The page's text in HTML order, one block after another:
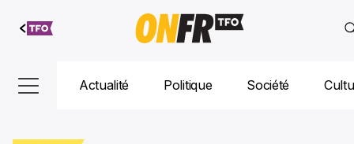
Aller au
contenu
Actualité Politique Société